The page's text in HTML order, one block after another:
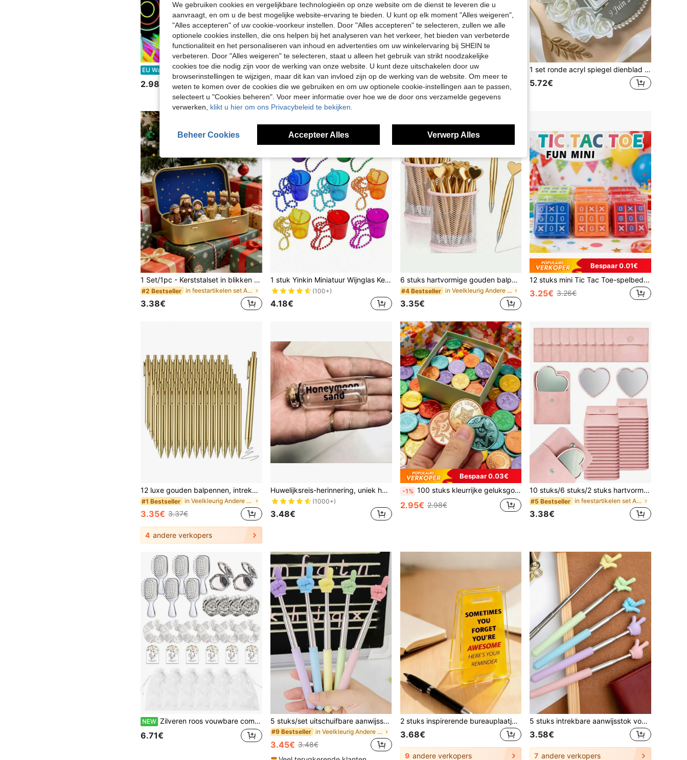
EU Warehouse 100 stuks glowsticks, bruiloftfeestdecoraties, gaan 10-12 uur mee, kunnen worden gebruikt om armbanden, kettingen, enz. te maken, geschikt voor feesten, bijeenkomsten, bars, festivals, nachtclubs, fluorescerende feestbenodigdheden, verjaardagscadeaus
2.98€
200 stuks fluorescerende papieren polsbandjes met lachend gezicht, neon feestthema papieren polsbandjes, veelkleurige wegwerppolsbandjes, geschikt voor concerten, festivals, evenementen, feesten, verjaardagen, poolparty's, bruiloften en bijeenkomsten, lichtgewicht polsbandjes
#7 Bestseller in Papier Andere Feestartikelen
3.05€ 3.07€
NEW Internet Celebrity Cartoon Snoopy Sleutelhanger Hanger Koppel Auto Tas Hanger Klauw Machine Klein Cadeau [Willekeurig uitgegeven kleuren]
6.49€
1 set ronde acryl spiegel dienblad met 50 stuks kunstparels DIY decoratie accessoires, voor sieraden display, bruiloft banket, verjaardag feest benodigdheden
5.72€
1 Set/1pc - Kerststalset in blikken doos, Kerststalset, Jezusbeeld, geschikt voor de Heilige Familie, beeldset in blikken doos, handgemaakte kleine kerststalset, feestdecoratie, cadeau voor vrienden, kerststalset en beeld voor kerstdecoratie, kleine kerststalset en beeld van hars, binnenkerstdecoratie, huiscadeau, geschikt voor bureau- en kantoorgebruik
#2 Bestseller in feestartikelen set Andere Feestartikelen
3.38€
1 stuk Yinkin Miniatuur Wijnglas Ketting, Verjaardagsdecoratie, Valentijnsdag/Kerstmis Kralen Wijnglas Ketting, Praktische Sterke Plastic Kleurrijke Transparante Mini Wijnglas Ketting, Feestartikelen voor Bruid en Bruidegom, Verjaardags-, Bruilofts-, Vakantie- en Paradecadeau, Willekeurige Kleur, Feestartikelen
(100+)
4.18€
6 stuks hartvormige gouden balpennen, creatief schattig ontwerp, soepel schrijven, schoolspullen voor terug naar school, pennen voor gastenboek bij verjaardag en bruiloft, zakelijke kantoor- en dagboekcadeaus, gastenbedankjes, statische elektriciteitspennen, schoolbenodigdheden
#4 Bestseller in Veelkleurig Andere Feestartikelen
3.35€
Bespaar 0.01€
12 stuks mini Tic Tac Toe-spelbedeltjes, verjaardagsfeestbedenkingen en snoepzakvullers voor bruiloftskermis, cadeauzakvullers, bruiloftbedenkingen voor gasten
3.25€ 3.26€
12 luxe gouden balpennen, intrekbare zwarte inkt met grote capaciteit, schrijven soepel, ideaal voor bruiloften, bruidsfeesten, kantoor, agenda's en als cadeau voor gasten.
#1 Bestseller in Veelkleurig Andere Feestartikelen
3.35€ 3.37€
4 andere verkopers
Huwelijksreis-herinnering, uniek huwelijksreiscadeau, klein zandflesje, bruidscadeau, cadeau voor koppels, vakantiezandpot, strandhuwelijksreisherinnering
(1000+)
3.48€
Bespaar 0.03€
-1% 100 stuks kleurrijke geluksgouden munten, mini plastic munten, stervormig, duurzame plastic muntreplica, piratenschat, geschikt voor verjaardagsfeest, avontuurthema, feestdecoratie, klaslokaal, kamerdecoratie, Halloween, feestbenodigdheden
2.95€ 2.98€
10 stuks/6 stuks/2 stuks hartvormige make-upspiegel & cosmetische tas set, roze glazen make-upspiegel met bijpassende elegante cosmetische tas, draagbare make-upspiegel set, geschikt voor vrouwen, feestcadeau, verjaardagscadeau voor vrouwen, vakantiecadeau, bruidscadeau, enz., esthetisch
#5 Bestseller in feestartikelen set Andere Feestartikelen
3.38€
NEW Zilveren roos vouwbare compactspiegel, zilveren kussen haarborstel, haarkam, witte haarscrunchie, bedankkaart en trekkoordtas, geschikt voor bruidshuwelijksfeestjes, vrijgezellenfeestjes, verjaardagsfeestjes, themafeestjes, afstudeerfeestjes, dagelijkse bijeenkomsten kleine cadeaus, geschikt voor dagelijks gebruik door vrouwen
6.71€
5 stuks/set uitschuifbare aanwijsstokken, uitschuifbare vinger aanwijsstokken voor leraren, leesaccessoires, verjaardags- en afstudeercadeau
#9 Bestseller in Veelkleurig Andere Feestartikelen
3.45€ 3.48€
2 stuks inspirerende bureauplaatjes - "Soms ben je geweldig, dit is je herinnering" - Acryl motiverende bureaudecoratie met gele achtergrond - Voor op het bureau of thuisgebruik - Geen stroom nodig, bureaudecoratie
3.68€
9 andere verkopers
5 stuks intrekbare aanwijsstok voor klaslokalen, uitschuifbare aanwijsstok, ideaal voor leraren, telescopische handaanwijzer, uitschuifbare benodigdheden voor het lezen, verjaardagscadeaus (willekeurige kleur)
3.58€
7 andere verkopers
We gebruiken cookies en vergelijkbare technologieën op onze website om de dienst te leveren die u
aanvraagt, en om u de best mogelijke website-ervaring te bieden. U kunt op elk moment "Alles weigeren",
"Alles accepteren" of uw cookie-voorkeur instellen. Door "Alles accepteren" te selecteren, zullen we alle
optionele cookies instellen, die ons helpen bij het analyseren van het verkeer, het bieden van verbeterde
functionaliteit en het personaliseren van inhoud en advertenties om uw winkelervaring bij SHEIN te
verbeteren. Door "Alles weigeren" te selecteren, staat u alleen het gebruik van strikt noodzakelijke
cookies toe die nodig zijn voor de werking van onze website. U kunt deze uitschakelen door uw
browserinstellingen te wijzigen, maar dit kan van invloed zijn op de werking van de website. Om meer te
weten te komen over de cookies die we gebruiken en om uw optionele cookie-instellingen aan te passen,
selecteert u "Cookies beheren". Voor meer informatie over hoe we de door ons verzamelde gegevens
verwerken, klikt u hier om ons Privacybeleid te bekijken.
Beheer Cookies Accepteer Alles Verwerp Alles